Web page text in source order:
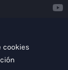
cookies